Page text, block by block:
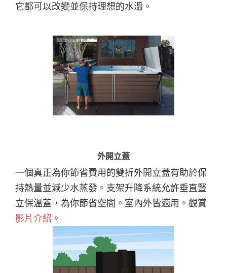
它都可以改變並保持理想的水溫。
外開立蓋
一個真正為你節省費用的雙折外開立蓋有助於保
持熱量並減少水蒸發。支架升降系統允許垂直豎
立保溫蓋，為你節省空間。室內外皆適用。觀賞
影片介紹 。